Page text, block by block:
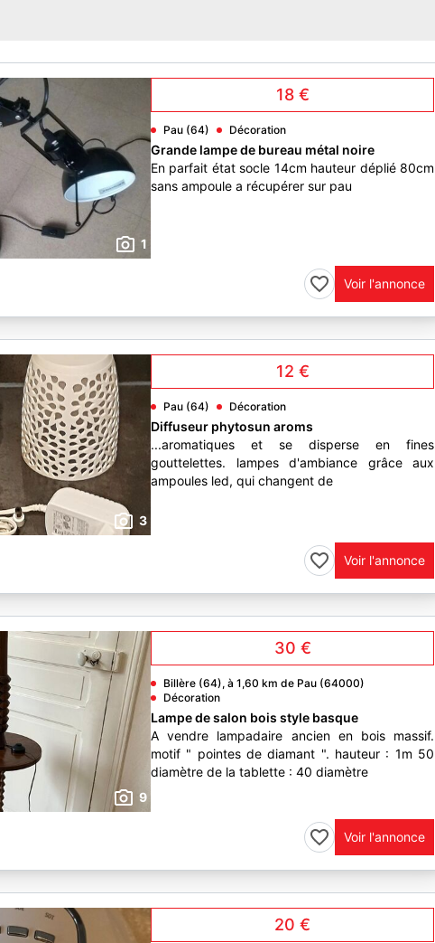
1
18 €
Pau (64) Décoration
Grande lampe de bureau métal noire
En parfait état socle 14cm hauteur déplié 80cm
sans ampoule a récupérer sur pau
Voir l'annonce
3
12 €
Pau (64) Décoration
Diffuseur phytosun aroms
...aromatiques et se disperse en fines
gouttelettes. lampes d'ambiance grâce aux
ampoules led, qui changent de
Voir l'annonce
9
30 €
Billère (64), à 1,60 km de Pau (64000)
Décoration
Lampe de salon bois style basque
A vendre lampadaire ancien en bois massif.
motif " pointes de diamant ". hauteur : 1m 50
diamètre de la tablette : 40 diamètre
Voir l'annonce
20 €